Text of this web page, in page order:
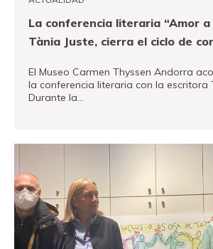
La conferencia literaria “Amor a
Tània Juste, cierra el ciclo de
Made in Paris
El Museo Carmen Thyssen Andorra
la conferencia literaria con la escritora
Durante la…